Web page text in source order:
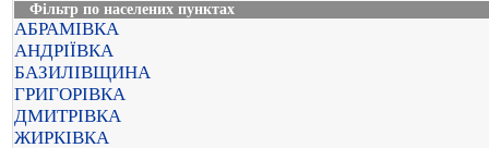
Фільтр по населених пунктах
АБРАМІВКА
АНДРІЇВКА
БАЗИЛІВЩИНА
ГРИГОРІВКА
ДМИТРІВКА
ЖИРКІВКА